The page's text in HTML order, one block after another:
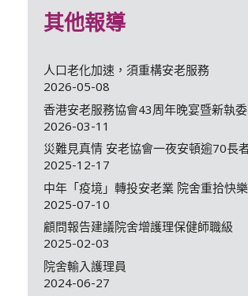
其他報導
人口老化加速，須重構安老服務
2026-05-08
香港安老服務協會43周年晚宴暨新執
2026-03-11
災難見真情 安老協會一夜安頓逾70長
2025-12-17
中年「疫境」轉投安老業 院舍重拾快
2025-07-10
顧問報告建議院舍增護理保健師職級
2025-02-03
院舍輸入護理員
2024-06-27